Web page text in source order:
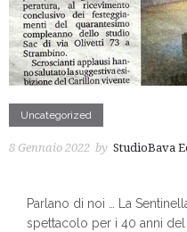
Uncategorized
8 Gennaio 2022 by StudioBava
Parlano di noi … La
spettacolo per i 40 anni del